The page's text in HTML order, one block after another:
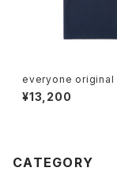
everyone original
erican cotton tee
VY)
¥13,200
CATEGORY